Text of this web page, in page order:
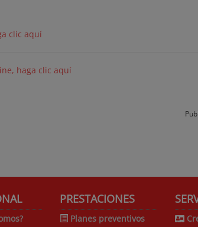
clic aquí
haga clic aquí
PRESTACIONES
Planes preventivos